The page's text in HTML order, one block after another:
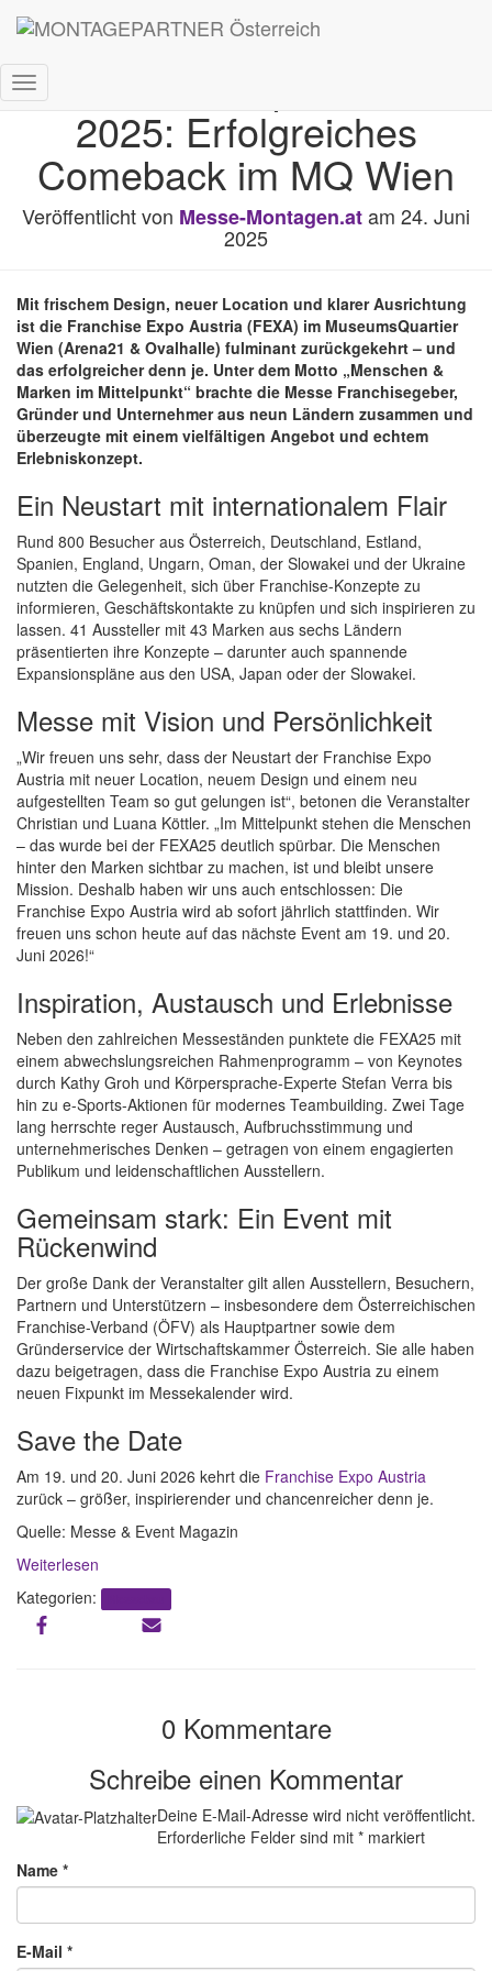
Navigation
umschalten
Franchise Expo Austria
2025: Erfolgreiches
Comeback im MQ Wien
Veröffentlicht von Messe-Montagen.atam 24. Juni
2025
Mit frischem Design, neuer Location und klarer Ausrichtung
ist die Franchise Expo Austria (FEXA) im MuseumsQuartier
Wien (Arena21 & Ovalhalle) fulminant zurückgekehrt – und
das erfolgreicher denn je. Unter dem Motto „Menschen &
Marken im Mittelpunkt“ brachte die Messe Franchisegeber,
Gründer und Unternehmer aus neun Ländern zusammen und
überzeugte mit einem vielfältigen Angebot und echtem
Erlebniskonzept.
Ein Neustart mit internationalem Flair
Rund 800 Besucher aus Österreich, Deutschland, Estland,
Spanien, England, Ungarn, Oman, der Slowakei und der Ukraine
nutzten die Gelegenheit, sich über Franchise-Konzepte zu
informieren, Geschäftskontakte zu knüpfen und sich inspirieren zu
lassen. 41 Aussteller mit 43 Marken aus sechs Ländern
präsentierten ihre Konzepte – darunter auch spannende
Expansionspläne aus den USA, Japan oder der Slowakei.
Messe mit Vision und Persönlichkeit
„Wir freuen uns sehr, dass der Neustart der Franchise Expo
Austria mit neuer Location, neuem Design und einem neu
aufgestellten Team so gut gelungen ist“, betonen die Veranstalter
Christian und Luana Köttler. „Im Mittelpunkt stehen die Menschen
– das wurde bei der FEXA25 deutlich spürbar. Die Menschen
hinter den Marken sichtbar zu machen, ist und bleibt unsere
Mission. Deshalb haben wir uns auch entschlossen: Die
Franchise Expo Austria wird ab sofort jährlich stattfinden. Wir
freuen uns schon heute auf das nächste Event am 19. und 20.
Juni 2026!“
Inspiration, Austausch und Erlebnisse
Neben den zahlreichen Messeständen punktete die FEXA25 mit
einem abwechslungsreichen Rahmenprogramm – von Keynotes
durch Kathy Groh und Körpersprache-Experte Stefan Verra bis
hin zu e-Sports-Aktionen für modernes Teambuilding. Zwei Tage
lang herrschte reger Austausch, Aufbruchsstimmung und
unternehmerisches Denken – getragen von einem engagierten
Publikum und leidenschaftlichen Ausstellern.
Gemeinsam stark: Ein Event mit
Rückenwind
Der große Dank der Veranstalter gilt allen Ausstellern, Besuchern,
Partnern und Unterstützern – insbesondere dem Österreichischen
Franchise-Verband (ÖFV) als Hauptpartner sowie dem
Gründerservice der Wirtschaftskammer Österreich. Sie alle haben
dazu beigetragen, dass die Franchise Expo Austria zu einem
neuen Fixpunkt im Messekalender wird.
Save the Date
Am 19. und 20. Juni 2026 kehrt die Franchise Expo Austria
zurück – größer, inspirierender und chancenreicher denn je.
Quelle: Messe & Event Magazin
Weiterlesen
Kategorien:
0 Kommentare
Schreibe einen Kommentar
Deine E-Mail-Adresse wird nicht veröffentlicht.
Erforderliche Felder sind mit * markiert
Name *
E-Mail *